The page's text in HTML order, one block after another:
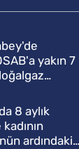
yakın 7
8 aylık
ardındaki